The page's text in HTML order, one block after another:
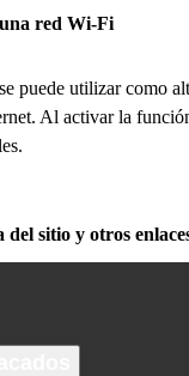
red Wi-Fi
puede utilizar como
Al activar la
del sitio y otros